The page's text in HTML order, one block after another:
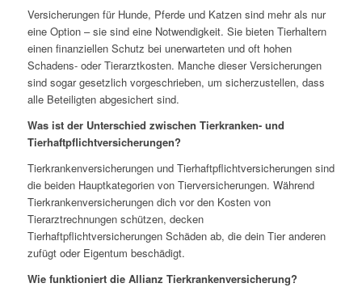
Versicherungen für Hunde, Pferde und Katzen sind mehr als nur
eine Option – sie sind eine Notwendigkeit. Sie bieten Tierhaltern
einen finanziellen Schutz bei unerwarteten und oft hohen
Schadens- oder Tierarztkosten. Manche dieser Versicherungen
sind sogar gesetzlich vorgeschrieben, um sicherzustellen, dass
alle Beteiligten abgesichert sind.
Was ist der Unterschied zwischen Tierkranken- und
Tierhaftpflichtversicherungen?
Tierkrankenversicherungen und Tierhaftpflichtversicherungen sind
die beiden Hauptkategorien von Tierversicherungen. Während
Tierkrankenversicherungen dich vor den Kosten von
Tierarztrechnungen schützen, decken
Tierhaftpflichtversicherungen Schäden ab, die dein Tier anderen
zufügt oder Eigentum beschädigt.
Wie funktioniert die Allianz Tierkrankenversicherung?